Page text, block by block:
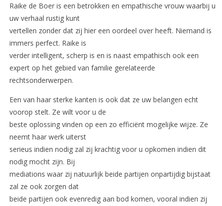
Raike de Boer is een betrokken en empathische vrouw waarbij u
uw verhaal rustig kunt
vertellen zonder dat zij hier een oordeel over heeft. Niemand is
immers perfect. Raike is
verder intelligent, scherp is en is naast empathisch ook een
expert op het gebied van familie gerelateerde
rechtsonderwerpen.
Een van haar sterke kanten is ook dat ze uw belangen echt
voorop stelt. Ze wilt voor u de
beste oplossing vinden op een zo efficiënt mogelijke wijze. Ze
neemt haar werk uiterst
serieus indien nodig zal zij krachtig voor u opkomen indien dit
nodig mocht zijn. Bij
mediations waar zij natuurlijk beide partijen onpartijdig bijstaat
zal ze ook zorgen dat
beide partijen ook evenredig aan bod komen, vooral indien zij